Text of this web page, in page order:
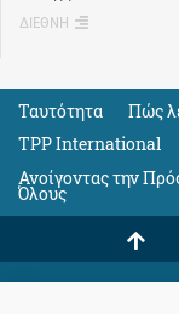
ΔΙΕΘΝΗ
Ταυτότητα Πώς
TPP International
Ανοίγοντας την
Όλους